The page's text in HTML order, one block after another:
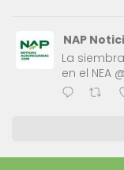
NAP
La
en el NEA